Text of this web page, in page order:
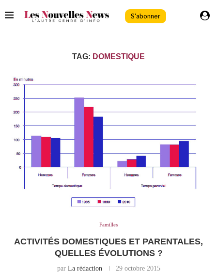
S'abonner
TAG: DOMESTIQUE
Familles
ACTIVITÉS DOMESTIQUES ET PARENTALES,
QUELLES ÉVOLUTIONS ?
par La rédaction 29 octobre 2015